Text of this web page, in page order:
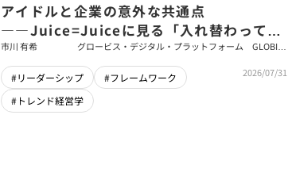
アイドルと企業の意外な共通点
――Juice=Juiceに見る「入れ替わっても
強いチーム」をつくるパス・ゴール理論
市川 有希
グロービス・デジタル・プラットフォーム GLOBIS
#リーダーシップ
#フレームワーク
#トレンド経営学
2026/07/31